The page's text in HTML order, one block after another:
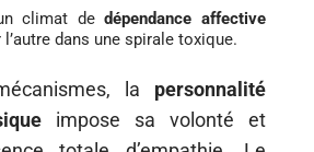
climat dedépendance affective
l’autre dans une spirale toxique.
la personnalité
impose sa volonté et